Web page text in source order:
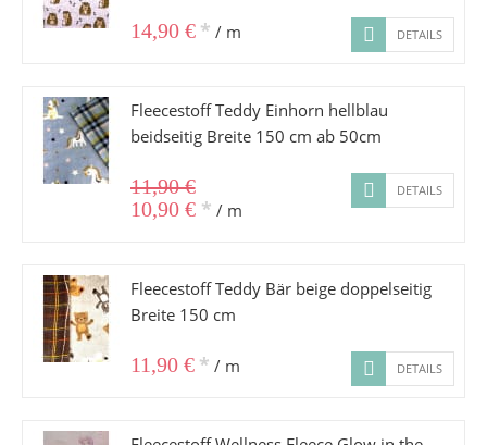
14,90 € * / m DETAILS
Fleecestoff Teddy Einhorn hellblau
beidseitig Breite 150 cm ab 50cm
11,90 €
10,90 € * / m
DETAILS
Fleecestoff Teddy Bär beige doppelseitig
Breite 150 cm
11,90 € * / m DETAILS